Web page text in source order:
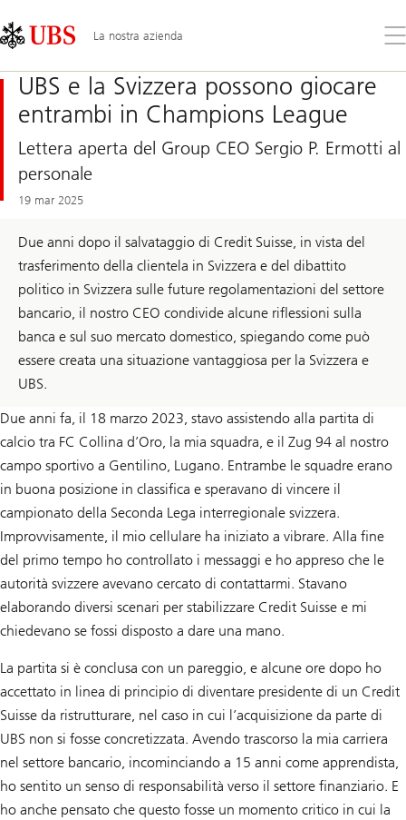
Links
Area
La nostra azienda
il
UBS e la Svizzera possono giocare
entrambi in Champions League
Lettera aperta del Group CEO Sergio P. Ermotti al
personale
19 mar 2025
Due anni dopo il salvataggio di Credit Suisse, in vista del
trasferimento della clientela in Svizzera e del dibattito
politico in Svizzera sulle future regolamentazioni del settore
bancario, il nostro CEO condivide alcune riflessioni sulla
banca e sul suo mercato domestico, spiegando come può
essere creata una situazione vantaggiosa per la Svizzera e
UBS.
Due anni fa, il 18 marzo 2023, stavo assistendo alla partita di
calcio tra FC Collina d’Oro, la mia squadra, e il Zug 94 al nostro
campo sportivo a Gentilino, Lugano. Entrambe le squadre erano
in buona posizione in classifica e speravano di vincere il
campionato della Seconda Lega interregionale svizzera.
Improvvisamente, il mio cellulare ha iniziato a vibrare. Alla fine
del primo tempo ho controllato i messaggi e ho appreso che le
autorità svizzere avevano cercato di contattarmi. Stavano
elaborando diversi scenari per stabilizzare Credit Suisse e mi
chiedevano se fossi disposto a dare una mano.
La partita si è conclusa con un pareggio, e alcune ore dopo ho
accettato in linea di principio di diventare presidente di un Credit
Suisse da ristrutturare, nel caso in cui l’acquisizione da parte di
UBS non si fosse concretizzata. Avendo trascorso la mia carriera
nel settore bancario, incominciando a 15 anni come apprendista,
ho sentito un senso di responsabilità verso il settore finanziario. E
ho anche pensato che questo fosse un momento critico in cui la